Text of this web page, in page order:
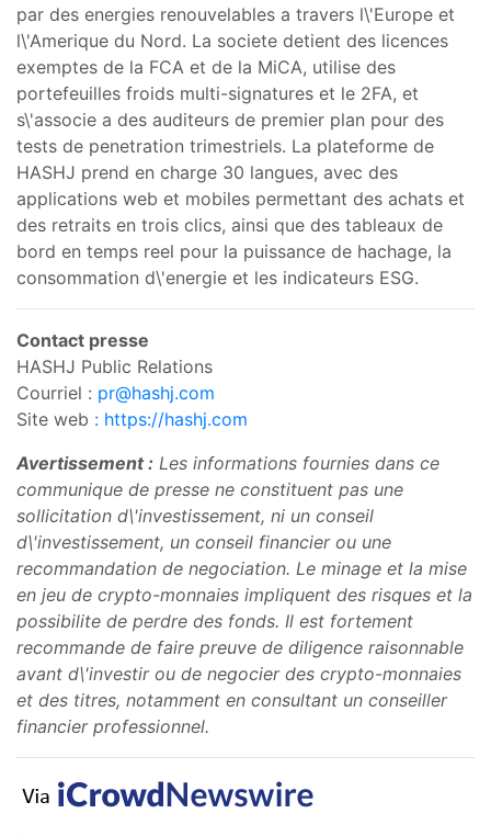
par des energies renouvelables a travers l\'Europe et
l\'Amerique du Nord. La societe detient des licences
exemptes de la FCA et de la MiCA, utilise des
portefeuilles froids multi-signatures et le 2FA, et
s\'associe a des auditeurs de premier plan pour des
tests de penetration trimestriels. La plateforme de
HASHJ prend en charge 30 langues, avec des
applications web et mobiles permettant des achats et
des retraits en trois clics, ainsi que des tableaux de
bord en temps reel pour la puissance de hachage, la
consommation d\'energie et les indicateurs ESG.
Contact presse
HASHJ Public Relations
Courriel : pr@hashj.com
Site web : https://hashj.com
Avertissement : Les informations fournies dans ce
communique de presse ne constituent pas une
sollicitation d\'investissement, ni un conseil
d\'investissement, un conseil financier ou une
recommandation de negociation. Le minage et la mise
en jeu de crypto-monnaies impliquent des risques et la
possibilite de perdre des fonds. Il est fortement
recommande de faire preuve de diligence raisonnable
avant d\'investir ou de negocier des crypto-monnaies
et des titres, notamment en consultant un conseiller
financier professionnel.